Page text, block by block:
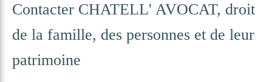
Contacter CHATELL' AVOCAT, droit
de la famille, des personnes et de leur
patrimoine